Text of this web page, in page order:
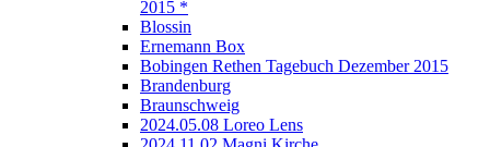
2015 *
Blossin
Ernemann Box
Bobingen Rethen Tagebuch Dezember 2015
Brandenburg
Braunschweig
2024.05.08 Loreo Lens